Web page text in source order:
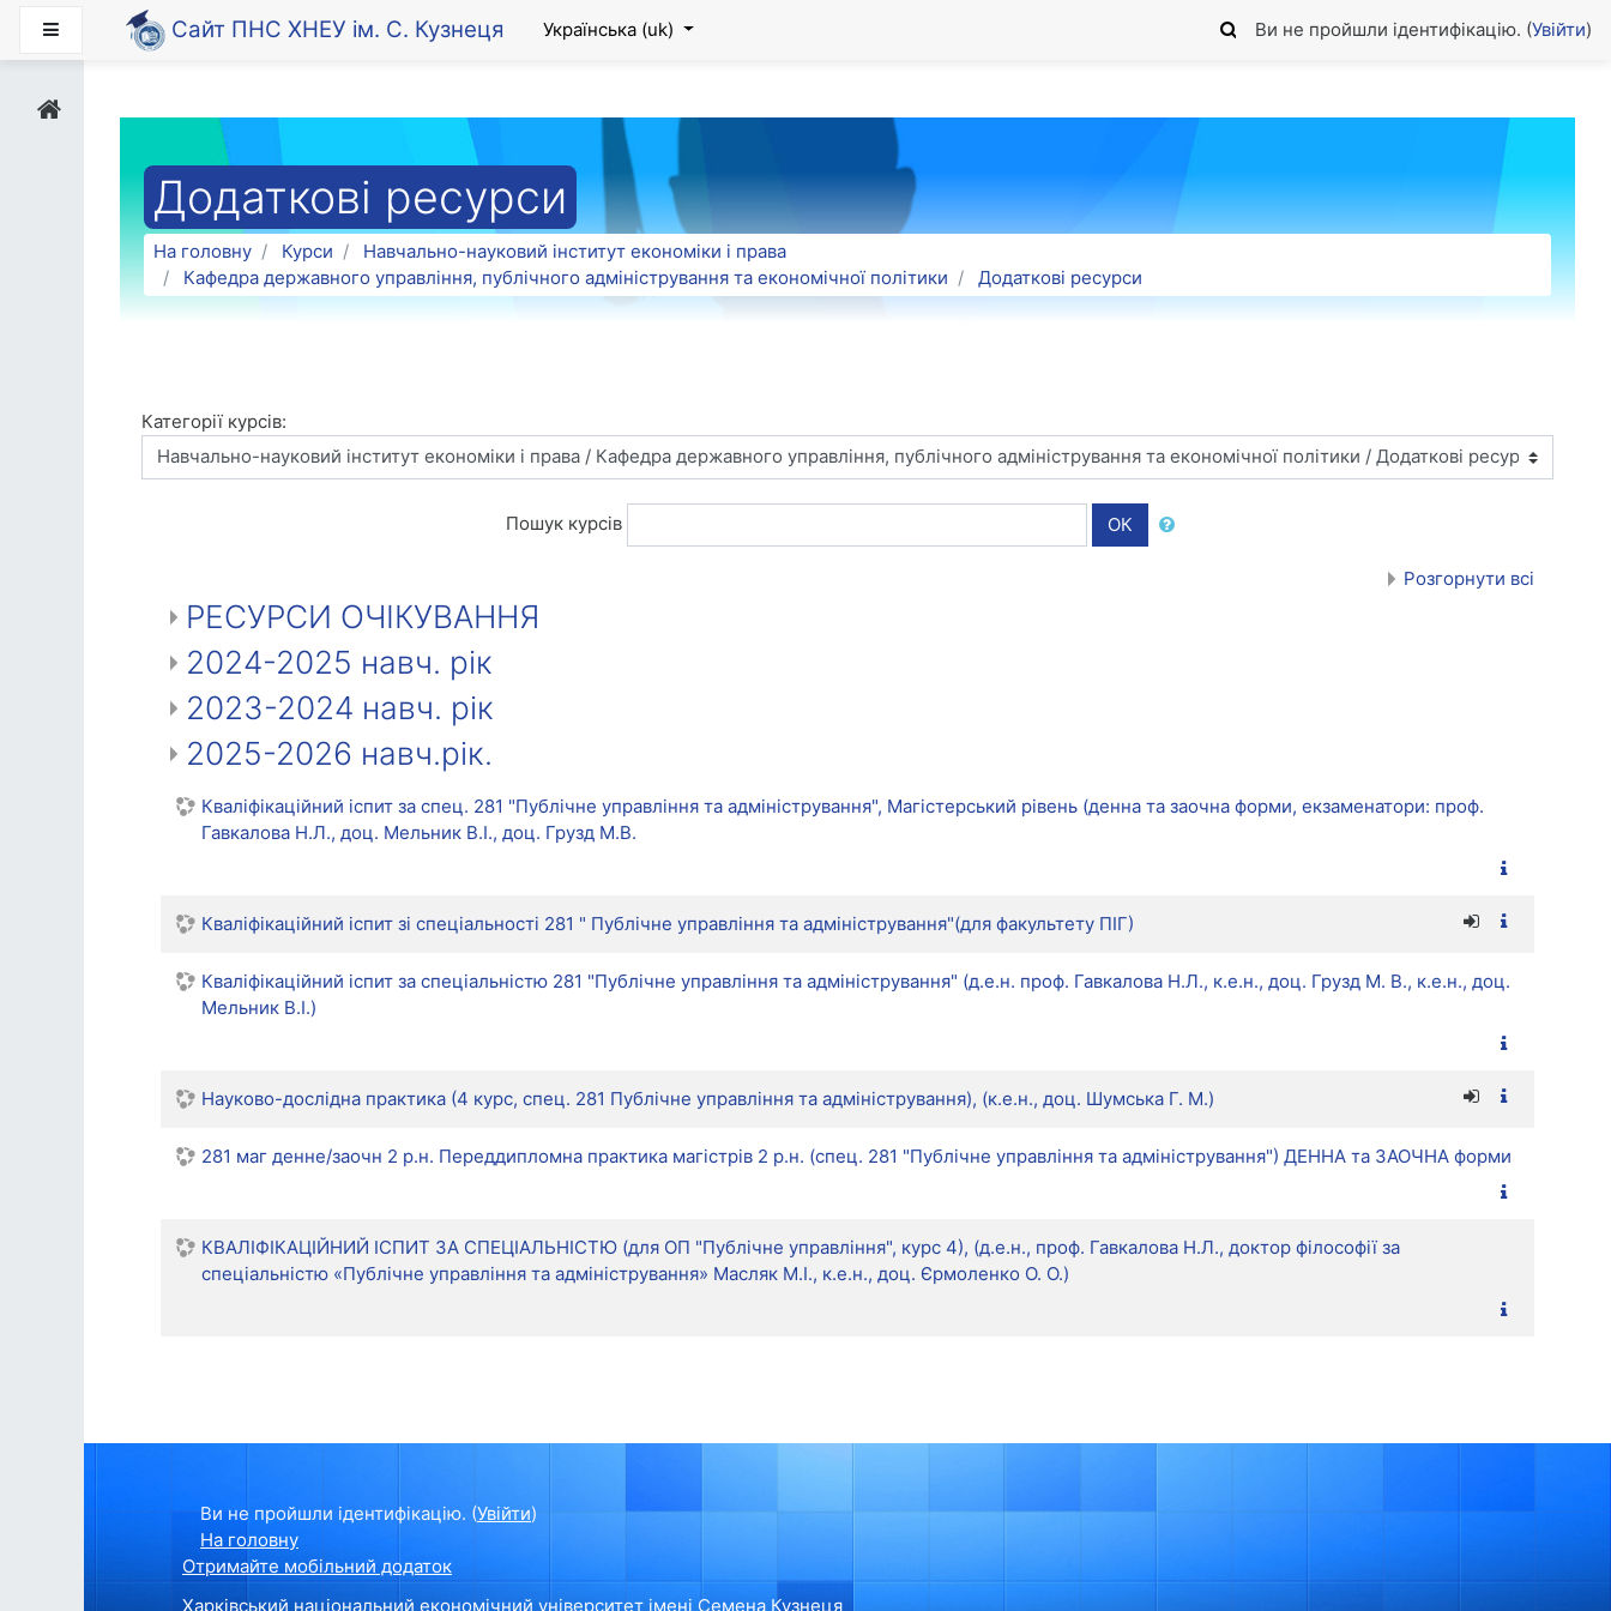
Перейти до головного вмісту
Бокова панельСайт ПНС ХНЕУ ім. С. Кузнеця Українська ‎(uk)‎ Ви не пройшли ідентифікацію. (Увійти)
Додаткові ресурси
На головну Курси
Навчально-науковий інститут економіки і права
Кафедра державного управління, публічного адміністрування та економічної політики
Додаткові ресурси
Категорії курсів:
Пошук курсів ОК
Розгорнути всі
РЕСУРСИ ОЧІКУВАННЯ
2024-2025 навч. рік
2023-2024 навч. рік
2025-2026 навч.рік.
Кваліфікаційний іспит за спец. 281 "Публічне управління та адміністрування", Магістерський рівень (денна та заочна форми, екзаменатори: проф.
Гавкалова Н.Л., доц. Мельник В.І., доц. Грузд М.В.
Кваліфікаційний іспит зі спеціальності 281 " Публічне управління та адміністрування"(для факультету ПІГ)
Кваліфікаційний іспит за спеціальністю 281 "Публічне управління та адміністрування" (д.е.н. проф. Гавкалова Н.Л., к.е.н., доц. Грузд М. В., к.е.н., доц.
Мельник В.І.)
Науково-дослідна практика (4 курс, спец. 281 Публічне управління та адміністрування), (к.е.н., доц. Шумська Г. М.)
281 маг денне/заочн 2 р.н. Переддипломна практика магістрів 2 р.н. (спец. 281 "Публічне управління та адміністрування") ДЕННА та ЗАОЧНА форми
КВАЛІФІКАЦІЙНИЙ ІСПИТ ЗА СПЕЦІАЛЬНІСТЮ (для ОП "Публічне управління", курс 4), (д.е.н., проф. Гавкалова Н.Л., доктор філософії за
спеціальністю «Публічне управління та адміністрування» Масляк М.І., к.е.н., доц. Єрмоленко О. О.)
Ви не пройшли ідентифікацію. (Увійти)
На головну
Отримайте мобільний додаток
Харківський національний економічний університет імені Семена Кузнеця